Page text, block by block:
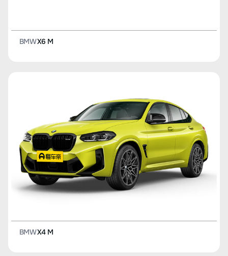
BMWX6 M
BMWX4 M